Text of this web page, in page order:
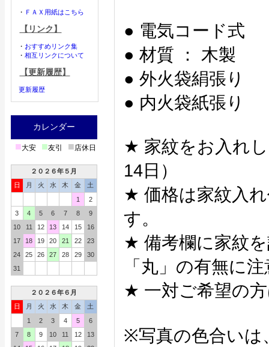
・ ＦＡＸ用紙はこちら
【リンク】
・ おすすめリンク集
・ 相互リンクについて
【更新履歴】
更新履歴
カレンダー
■大安 ■友引 ■店休日
２０２６年５月
日
月 火 水 木 金
土
1
2
3
4 5 6 7 8
9
10
11 12 13 14 15
16
17
18 19 20 21 22
23
24
25 26 27 28 29
30
31
２０２６年６月
日
月 火 水 木 金
土
1
2 3 4 5
6
7
8 9 10 11 12
13
● 電気コード式
● 材質 ： 木製
● 外火袋絹張り
● 内火袋紙張り
★ 家紋をお入れ
14日）
★ 価格は家紋入
す。
★ 備考欄に家紋
「丸」の有無に
★ 一対ご希望の
※写真の色合いは